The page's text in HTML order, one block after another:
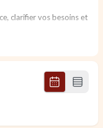
clarifier vos besoins et